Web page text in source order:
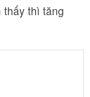
thì tăng